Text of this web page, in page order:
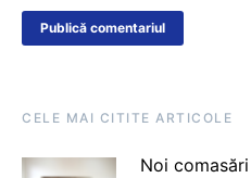
CELE MAI CITITE ARTICOLE
Noi